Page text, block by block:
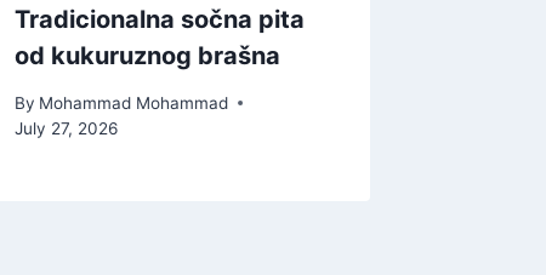
Tradicionalna sočna pita
od kukuruznog brašna
By Mohammad Mohammad
July 27, 2026